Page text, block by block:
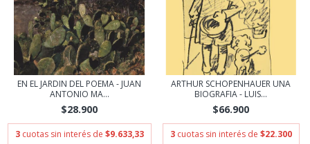
EN EL JARDIN DEL POEMA - JUAN
ANTONIO MA...
$28.900
3 cuotas sin interés de $9.633,33
ARTHUR SCHOPENHAUER UNA
BIOGRAFIA - LUIS...
$66.900
3 cuotas sin interés de $22.300